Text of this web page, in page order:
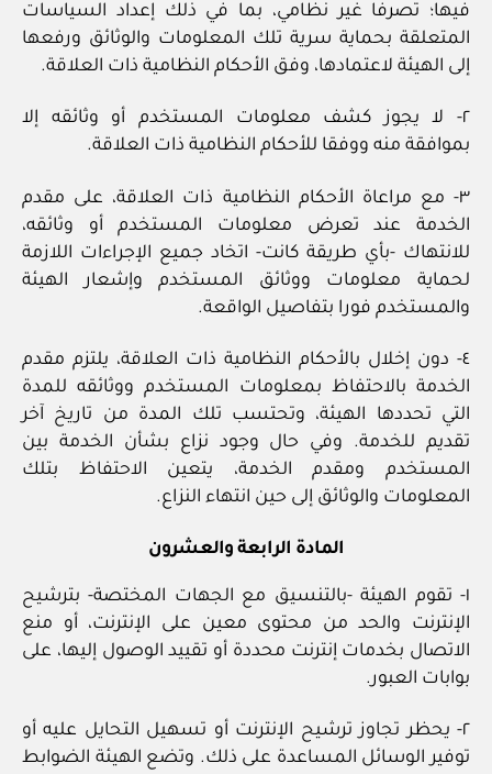
فيها؛ تصرفا غير نظامي، بما في ذلك إعداد السياسات
المتعلقة بحماية سرية تلك المعلومات والوثائق ورفعها
إلى الهيئة لاعتمادها، وفق الأحكام النظامية ذات العلاقة.
٢- لا يجوز كشف معلومات المستخدم أو وثائقه إلا
بموافقة منه ووفقا للأحكام النظامية ذات العلاقة.
٣- مع مراعاة الأحكام النظامية ذات العلاقة، على مقدم
الخدمة عند تعرض معلومات المستخدم أو وثائقه،
للانتهاك -بأي طريقة كانت- اتخاد جميع الإجراءات اللازمة
لحماية معلومات ووثائق المستخدم وإشعار الهيئة
والمستخدم فورا بتفاصيل الواقعة.
٤- دون إخلال بالأحكام النظامية ذات العلاقة، يلتزم مقدم
الخدمة بالاحتفاظ بمعلومات المستخدم ووثائقه للمدة
التي تحددها الهيئة، وتحتسب تلك المدة من تاريخ آخر
تقديم للخدمة. وفي حال وجود نزاع بشأن الخدمة بين
المستخدم ومقدم الخدمة، يتعين الاحتفاظ بتلك
المعلومات والوثائق إلى حين انتهاء النزاع.
المادة الرابعة والعشرون
١- تقوم الهيئة -بالتنسيق مع الجهات المختصة- بترشيح
الإنترنت والحد من محتوى معين على الإنترنت، أو منع
الاتصال بخدمات إنترنت محددة أو تقييد الوصول إليها، على
بوابات العبور.
٢- يحظر تجاوز ترشيح الإنترنت أو تسهيل التحايل عليه أو
توفير الوسائل المساعدة على ذلك. وتضع الهيئة الضوابط